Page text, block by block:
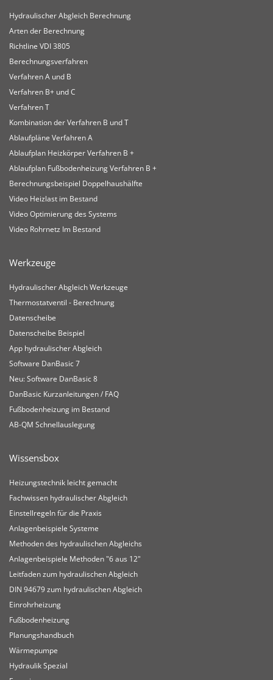
Hydraulischer Abgleich Berechnung
Arten der Berechnung
Richtline VDI 3805
Berechnungsverfahren
Verfahren A und B
Verfahren B+ und C
Verfahren T
Kombination der Verfahren B und T
Ablaufpläne Verfahren A
Ablaufplan Heizkörper Verfahren B +
Ablaufplan Fußbodenheizung Verfahren B +
Berechnungsbeispiel Doppelhaushälfte
Video Heizlast im Bestand
Video Optimierung des Systems
Video Rohrnetz Im Bestand
Werkzeuge
Hydraulischer Abgleich Werkzeuge
Thermostatventil - Berechnung
Datenscheibe
Datenscheibe Beispiel
App hydraulischer Abgleich
Software DanBasic 7
Neu: Software DanBasic 8
DanBasic Kurzanleitungen / FAQ
Fußbodenheizung im Bestand
AB-QM Schnellauslegung
Wissensbox
Heizungstechnik leicht gemacht
Fachwissen hydraulischer Abgleich
Einstellregeln für die Praxis
Anlagenbeispiele Systeme
Methoden des hydraulischen Abgleichs
Anlagenbeispiele Methoden "6 aus 12"
Leitfaden zum hydraulischen Abgleich
DIN 94679 zum hydraulischen Abgleich
Einrohrheizung
Fußbodenheizung
Planungshandbuch
Wärmepumpe
Hydraulik Spezial